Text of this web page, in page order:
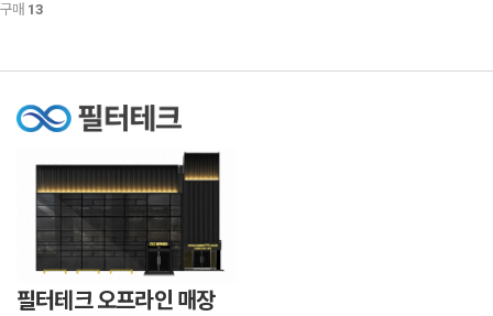
구매 13
필터테크 오프라인 매장